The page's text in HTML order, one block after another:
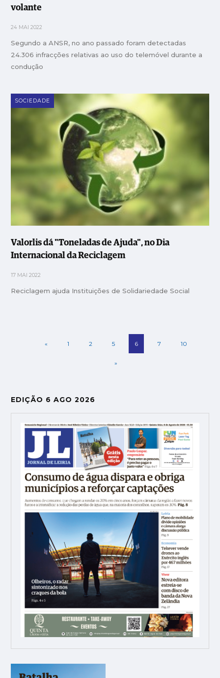
volante
24 MAI 2022
Segundo a ANSR, no ano passado foram detectadas
24.306 infracções relativas ao uso do telemóvel durante a
condução
SOCIEDADE
Valorlis dá "Toneladas de Ajuda", no Dia
Internacional da Reciclagem
17 MAI 2022
Reciclagem ajuda Instituições de Solidariedade Social
« 1 2 5 6 7 10
»
EDIÇÃO 6 AGO 2026